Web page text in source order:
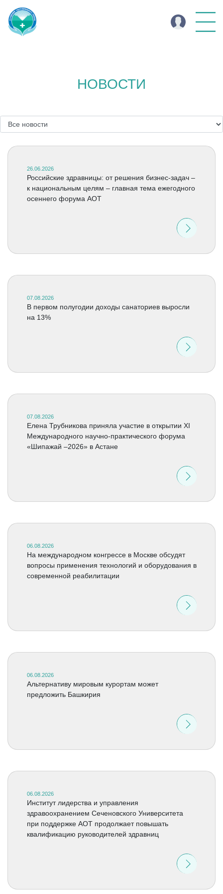
НОВОСТИ
26.06.2026
Российские здравницы: от решения бизнес-задач –
к национальным целям – главная тема ежегодного
осеннего форума АОТ
07.08.2026
В первом полугодии доходы санаториев выросли
на 13%
07.08.2026
Елена Трубникова приняла участие в открытии XI
Международного научно-практического форума
«Шипажай –2026» в Астане
06.08.2026
На международном конгрессе в Москве обсудят
вопросы применения технологий и оборудования в
современной реабилитации
06.08.2026
Альтернативу мировым курортам может
предложить Башкирия
06.08.2026
Институт лидерства и управления
здравоохранением Сеченовского Университета
при поддержке АОТ продолжает повышать
квалификацию руководителей здравниц